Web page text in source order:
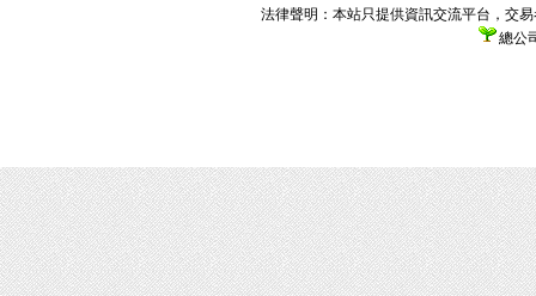
法律聲明：本站只提供資訊交流平台，交
總公